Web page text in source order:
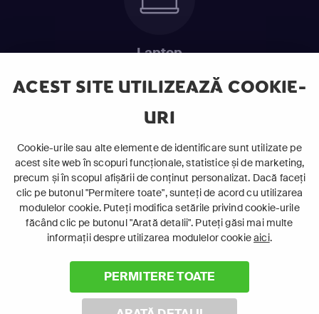
ACEST SITE UTILIZEAZĂ COOKIE-
URI
Cookie-urile sau alte elemente de identificare sunt utilizate pe
acest site web în scopuri funcționale, statistice și de marketing,
precum și în scopul afișării de conținut personalizat. Dacă faceți
clic pe butonul "Permitere toate", sunteți de acord cu utilizarea
modulelor cookie. Puteți modifica setările privind cookie-urile
făcând clic pe butonul "Arată detalii". Puteți găsi mai multe
informații despre utilizarea modulelor cookieaici.
PERMITERE TOATE
Laptop
ABONEAZĂ-TE ACUM
Cerințe de sistem
2026 Canal+ Luxembourg S. à r.l. - Toate drepturile rezervate
Focus Sat este o marcă înregistrată aparținând Canal+